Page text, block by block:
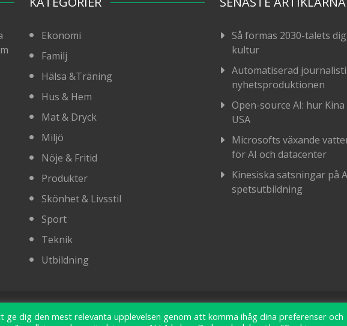
Ekonomi
Familj
Hälsa &Träning
Hus & Hem
Mat & Dryck
Miljö
Nöje & Fritid
Produkter
Skönhet & Livsstil
Sport
Teknik
Utbildning
Så formas 2030-talets
kultur
Automatiserad
nyhetsproduktionen
Open-source AI: hur
USA
Microsofts växande
för AI och datacenter
Kinesiska satsningar på
spetsutbildning
dig den mest relevanta upplevelsen genom att komma ihåg dina preferenser och